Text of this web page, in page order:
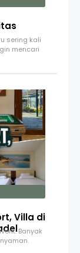
sering kali
mencari
Villa di
Banyak